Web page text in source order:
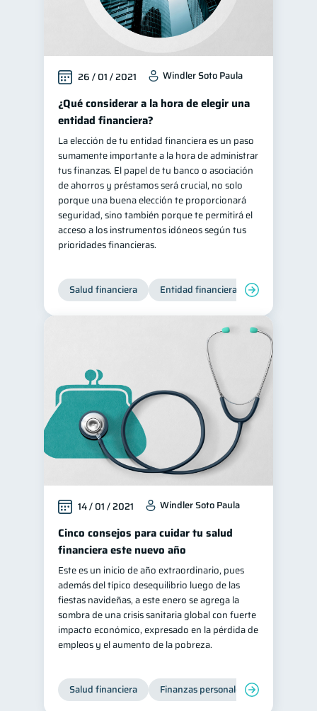
26 / 01 / 2021 Windler Soto Paula
¿Qué considerar a la hora de elegir una
entidad financiera?
La elección de tu entidad financiera es un paso
sumamente importante a la hora de administrar
tus finanzas. El papel de tu banco o asociación
de ahorros y préstamos será crucial, no solo
porque una buena elección te proporcionará
seguridad, sino también porque te permitirá el
acceso a los instrumentos idóneos según tus
prioridades financieras.
Salud financiera Entidad financiera
14 / 01 / 2021 Windler Soto Paula
Cinco consejos para cuidar tu salud
financiera este nuevo año
Este es un inicio de año extraordinario, pues
además del típico desequilibrio luego de las
fiestas navideñas, a este enero se agrega la
sombra de una crisis sanitaria global con fuerte
impacto económico, expresado en la pérdida de
empleos y el aumento de la pobreza.
Salud financiera Finanzas personales